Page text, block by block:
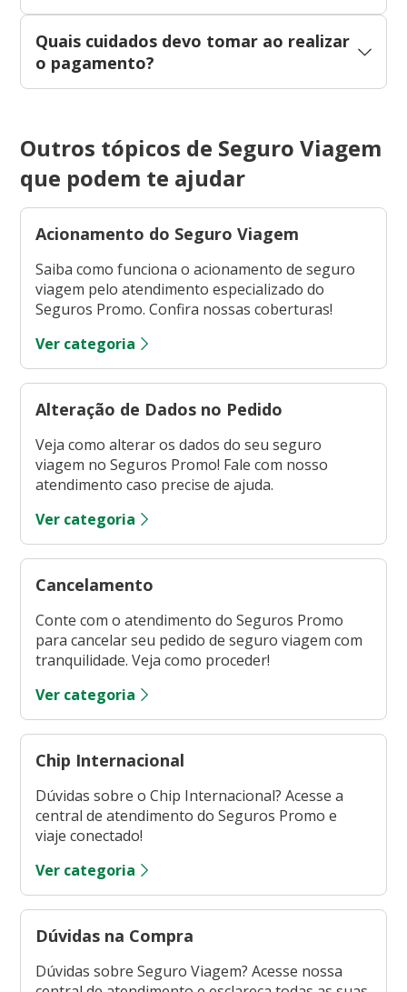
Quais cuidados devo tomar ao realizar
o pagamento?
Outros tópicos de Seguro Viagem
que podem te ajudar
Acionamento do Seguro Viagem
Saiba como funciona o acionamento de seguro
viagem pelo atendimento especializado do
Seguros Promo. Confira nossas coberturas!
Ver categoria
Alteração de Dados no Pedido
Veja como alterar os dados do seu seguro
viagem no Seguros Promo! Fale com nosso
atendimento caso precise de ajuda.
Ver categoria
Cancelamento
Conte com o atendimento do Seguros Promo
para cancelar seu pedido de seguro viagem com
tranquilidade. Veja como proceder!
Ver categoria
Chip Internacional
Dúvidas sobre o Chip Internacional? Acesse a
central de atendimento do Seguros Promo e
viaje conectado!
Ver categoria
Dúvidas na Compra
Dúvidas sobre Seguro Viagem? Acesse nossa